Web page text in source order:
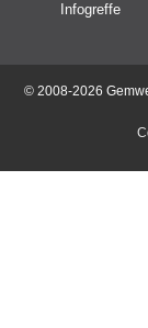
Infogreffe
© 2008-2026